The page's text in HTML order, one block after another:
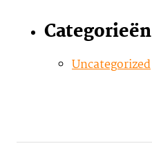
Categorieën
Uncategorized